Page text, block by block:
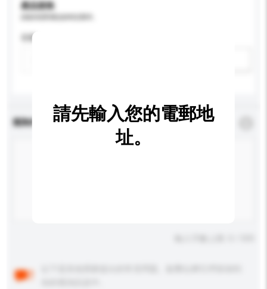
產品規格
容量
查詢內容 *必須填寫
請先輸入您的電郵地
址。